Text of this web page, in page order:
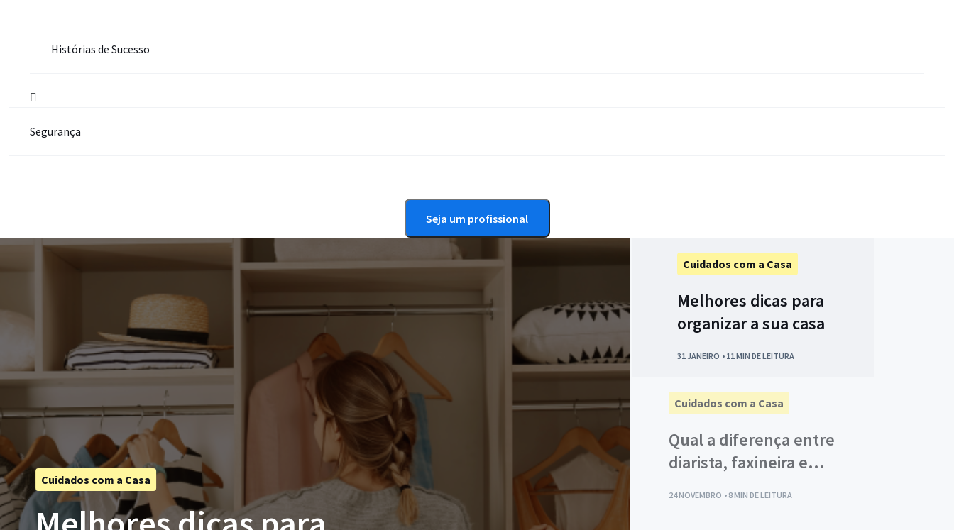
Histórias de Sucesso
Segurança
Seja um profissional
Cuidados com a Casa
Cuidados com a Casa
Qual a diferença
Cuidados com a Casa
Melhores dicas para
organizar a sua casa
31 JANEIRO • 11 MIN DE LEITURA
Cuidados com a Casa
Qual a diferença entre
diarista, faxineira e
24 NOVEMBRO • 8 MIN DE LEITURA